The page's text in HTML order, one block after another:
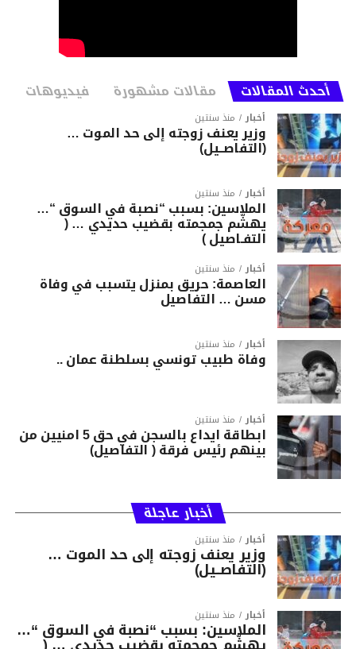
أحدث المقالات مقالات مشهورة فيديوهات
أخبار منذ سنتين
وزير يعنف زوجته إلى حد الموت …
(التفاصــيل)
أخبار منذ سنتين
الملاسين: بسبب “نصبة في السوق “…
يهشّم جمجمته بقضيب حديدي … (
التفـاصيل )
أخبار منذ سنتين
العاصمة: حريق بمنزل يتسبب في وفاة
مسن … التفاصيل
أخبار منذ سنتين
وفاة طبيب تونسي بسلطنة عمان ..
أخبار منذ سنتين
ابطاقة ايداع بالسجن في حق 5 امنيين من
بينهم رئيس فرقة ( التفاصيل)
أخبار عاجلة
أخبار منذ سنتين
وزير يعنف زوجته إلى حد الموت …
(التفاصــيل)
أخبار منذ سنتين
الملاسين: بسبب “نصبة في السوق “…